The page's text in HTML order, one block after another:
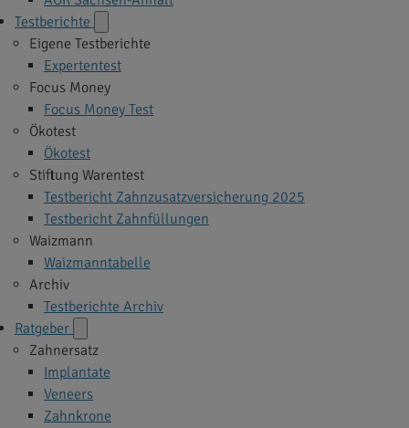
Testberichte
Eigene Testberichte
Expertentest
Focus Money
Focus Money Test
Ökotest
Ökotest
Stiftung Warentest
Testbericht Zahnzusatzversicherung 2025
Testbericht Zahnfüllungen
Waizmann
Waizmanntabelle
Archiv
Testberichte Archiv
Ratgeber
Zahnersatz
Implantate
Veneers
Zahnkrone